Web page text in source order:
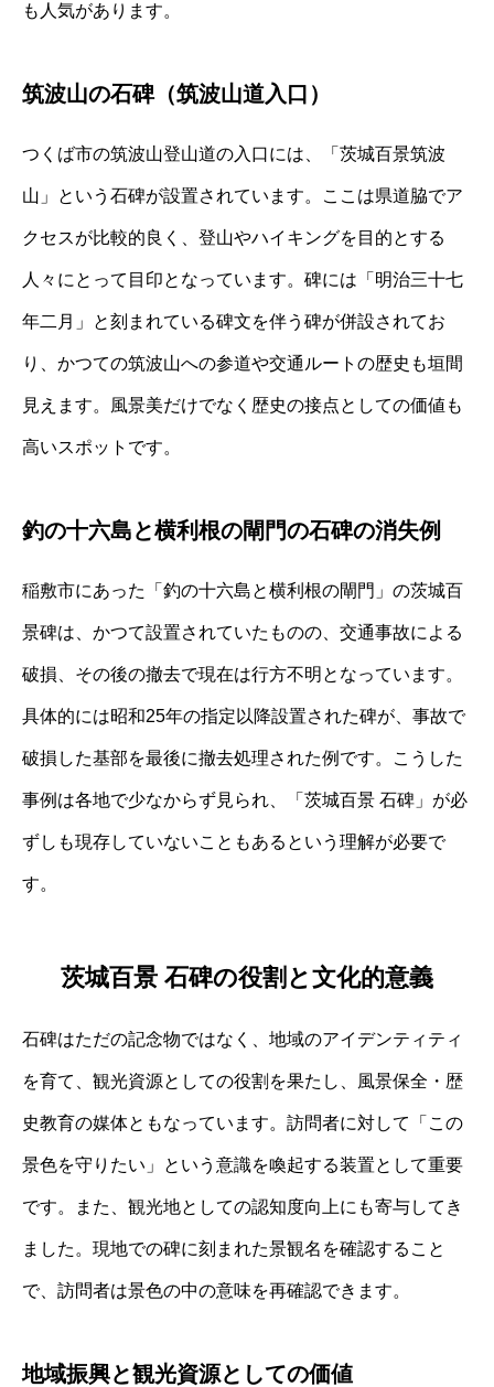
も人気があります。
筑波山の石碑（筑波山道入口）
つくば市の筑波山登山道の入口には、「茨城百景筑波
山」という石碑が設置されています。ここは県道脇でア
クセスが比較的良く、登山やハイキングを目的とする
人々にとって目印となっています。碑には「明治三十七
年二月」と刻まれている碑文を伴う碑が併設されてお
り、かつての筑波山への参道や交通ルートの歴史も垣間
見えます。風景美だけでなく歴史の接点としての価値も
高いスポットです。
釣の十六島と横利根の閘門の石碑の消失例
稲敷市にあった「釣の十六島と横利根の閘門」の茨城百
景碑は、かつて設置されていたものの、交通事故による
破損、その後の撤去で現在は行方不明となっています。
具体的には昭和25年の指定以降設置された碑が、事故で
破損した基部を最後に撤去処理された例です。こうした
事例は各地で少なからず見られ、「茨城百景 石碑」が必
ずしも現存していないこともあるという理解が必要で
す。
茨城百景 石碑の役割と文化的意義
石碑はただの記念物ではなく、地域のアイデンティティ
を育て、観光資源としての役割を果たし、風景保全・歴
史教育の媒体ともなっています。訪問者に対して「この
景色を守りたい」という意識を喚起する装置として重要
です。また、観光地としての認知度向上にも寄与してき
ました。現地での碑に刻まれた景観名を確認すること
で、訪問者は景色の中の意味を再確認できます。
地域振興と観光資源としての価値